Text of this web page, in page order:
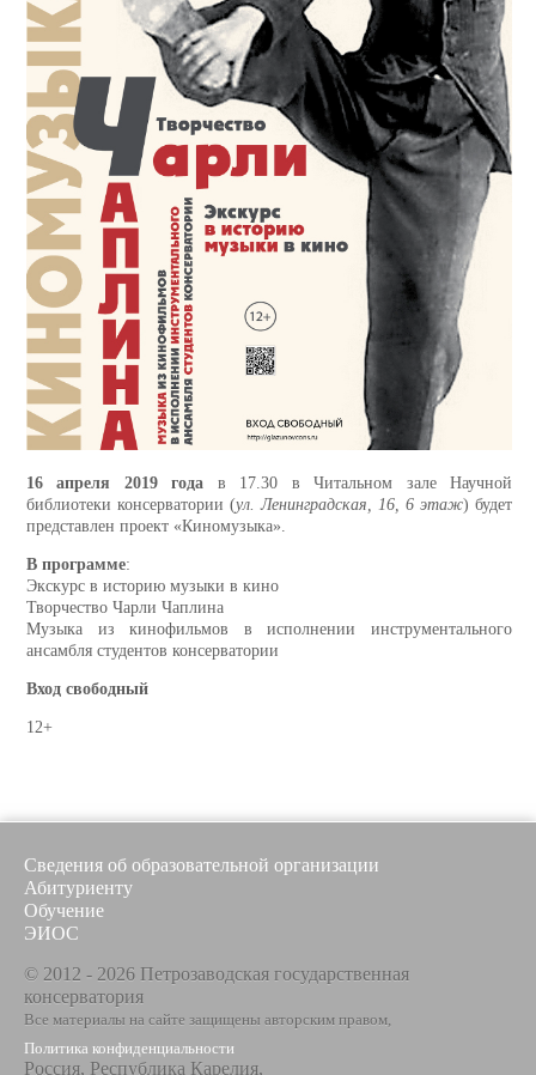
16 апреля 2019 года в 17.30 в Читальном зале Научной
библиотеки консерватории (ул. Ленинградская, 16, 6 этаж) будет
представлен проект «Киномузыка».
В программе:
Экскурс в историю музыки в кино
Творчество Чарли Чаплина
Музыка из кинофильмов в исполнении инструментального
ансамбля студентов консерватории
Вход свободный
12+
Сведения об образовательной организации
Абитуриенту
Обучение
ЭИОС
© 2012 - 2026 Петрозаводская государственная
консерватория
Все материалы на сайте защищены авторским правом,
Политика конфиденциальности
Россия, Республика Карелия,